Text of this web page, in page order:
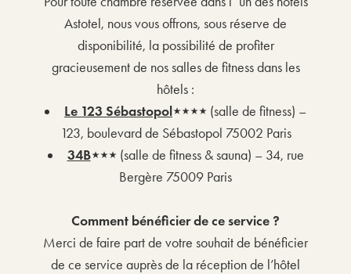
Astotel, nous vous offrons, sous réserve de
disponibilité, la possibilité de profiter
gracieusement de nos salles de fitness dans les
hôtels :
Le 123 Sébastopol⋆⋆⋆⋆ (salle de fitness) –
123, boulevard de Sébastopol 75002 Paris
34B⋆⋆⋆(salle de fitness & sauna) – 34, rue
Bergère 75009 Paris
Comment bénéficier de ce service ?
Merci de faire part de votre souhait de bénéficier
de ce service auprès de la réception de l’hôtel